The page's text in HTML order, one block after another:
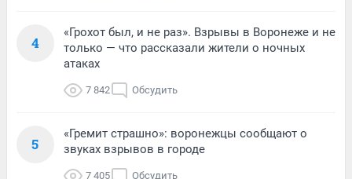
4
«Грохот был, и не раз». Взрывы в Воронеже и не
только — что рассказали жители о ночных
атаках
7 842 Обсудить
5
«Гремит страшно»: воронежцы сообщают о
звуках взрывов в городе
7 405 Обсудить